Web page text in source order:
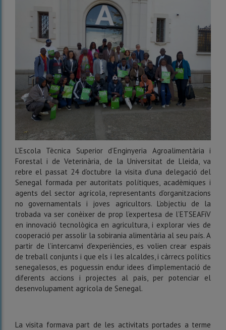
L’Escola Tècnica Superior d’Enginyeria Agroalimentària i
Forestal i de Veterinària, de la Universitat de Lleida, va
rebre el passat 24 d’octubre la visita d’una delegació del
Senegal formada per autoritats polítiques, acadèmiques i
agents del sector agrícola, representants d’organitzacions
no governamentals i joves agricultors. L’objectiu de la
trobada va ser conèixer de prop l’expertesa de l’ETSEAFiV
en innovació tecnològica en agricultura, i explorar vies de
cooperació per assolir la sobirania alimentària al seu país. A
partir de l’intercanvi d’experiències, es volien crear espais
de treball conjunts i que els i les alcaldes, i càrrecs polítics
senegalesos, es poguessin endur idees d’implementació de
diferents accions i projectes al país, per potenciar el
desenvolupament agrícola de Senegal.
La visita formava part de les activitats portades a terme